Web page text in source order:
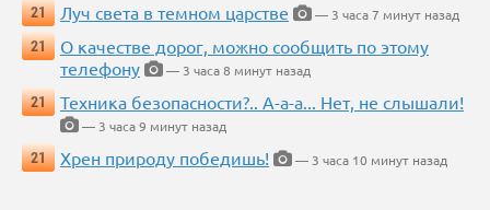
21
Луч света в темном царстве
— 3 часа 7 минут назад
21
О качестве дорог, можно сообщить по этому
телефону
— 3 часа 8 минут назад
21
Техника безопасности?.. А-а-а... Нет, не слышали!
— 3 часа 9 минут назад
21
Хрен природу победишь! — 3 часа 10 минут назад